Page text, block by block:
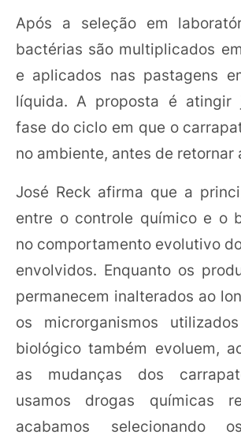
Após a seleção em
bactérias são multiplicados
e aplicados nas pastagens
líquida. A proposta é atingir
fase do ciclo em que o
no ambiente, antes de retornar
José Reck afirma que a
entre o controle químico e o
no comportamento evolutivo
envolvidos. Enquanto os
permanecem inalterados ao
os microrganismos
biológico também evoluem,
as mudanças dos
usamos drogas químicas
acabamos selecionando